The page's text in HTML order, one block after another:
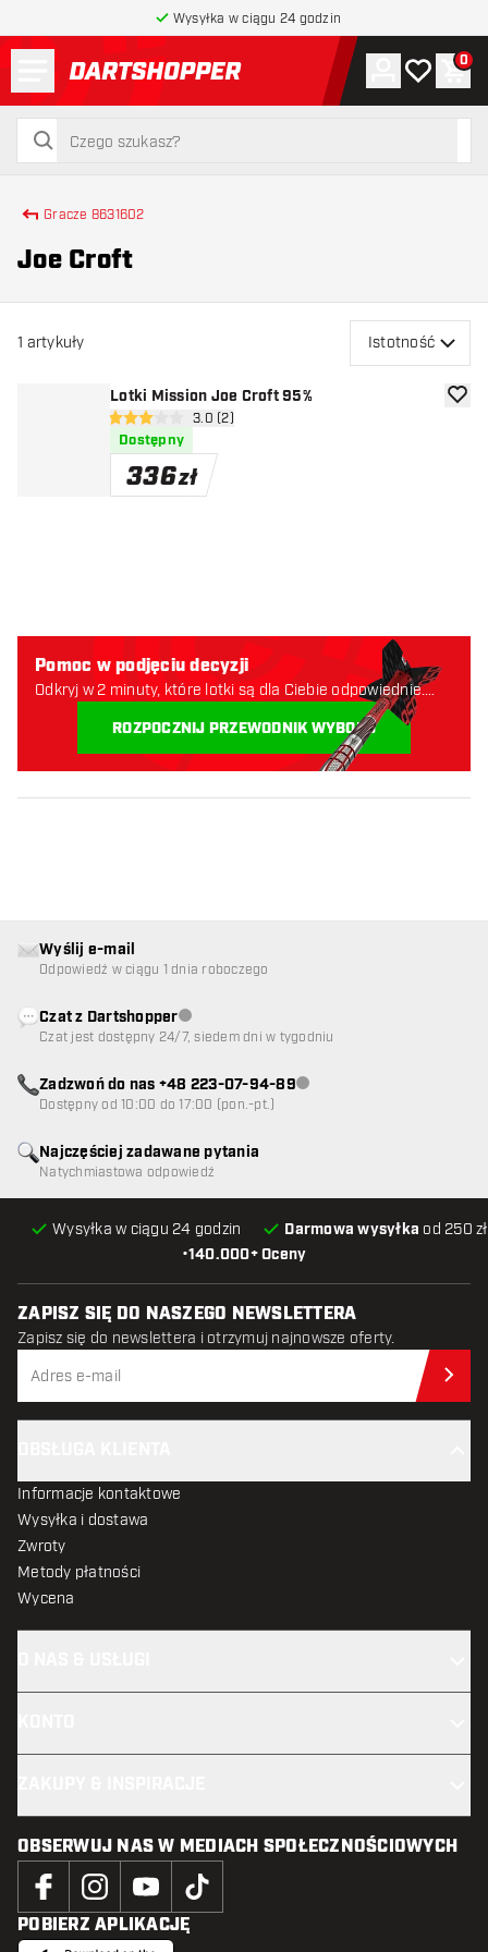
Wysyłka w ciągu 24 godzin
powrót do strony głównej
szukaj
szukaj
Konto
Moja lista
0
Gracze 8631602
Joe Croft
1 artykuły Istotność
Lotki Mission Joe Croft 95%
otwórz panel recenzji
3 gwiazdki oceny3.0 (2)
Dostępny
336zł
Pomoc w podjęciu decyzji
Odkryj w 2 minuty, które lotki są dla Ciebie odpowiednie.
ROZPOCZNIJ PRZEWODNIK WYBORU
•140.000+ Oceny
Wysyłka w ciągu 24 godzin Darmowa wysyłka od 250
Najczęściej zadawane pytania
Natychmiastowa odpowiedź
Wyślij e-mail
Odpowiedź w ciągu 1 dnia roboczego
Czat z DartshopperObsługa klienta niedostępna
Czat jest dostępny 24/7, siedem dni w tygodniu
Zadzwoń do nas +48 223-07-94-89Obsługa klienta niedostępna
Dostępny od 10:00 do 17:00 (pon.-pt.)
ZAPISZ SIĘ DO NASZEGO NEWSLETTERA
Zapisz się do newslettera i otrzymuj najnowsze oferty.
Informacje kontaktowe
Wysyłka i dostawa
Zwroty
Metody płatności
Wycena
OBSERWUJ NAS W MEDIACH SPOŁECZNOŚCIOWYCH
POBIERZ APLIKACJĘ